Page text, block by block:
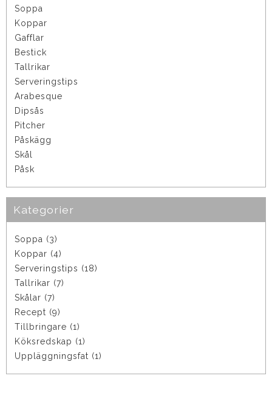
Soppa
Koppar
Gafflar
Bestick
Tallrikar
Serveringstips
Arabesque
Dipsås
Pitcher
Påskägg
Skål
Påsk
Kategorier
Soppa (3)
Koppar (4)
Serveringstips (18)
Tallrikar (7)
Skålar (7)
Recept (9)
Tillbringare (1)
Köksredskap (1)
Uppläggningsfat (1)